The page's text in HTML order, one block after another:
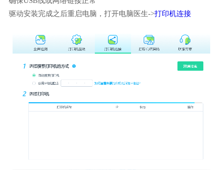
驱动安装完成之后重启电脑，打开电脑医生->打印机连接